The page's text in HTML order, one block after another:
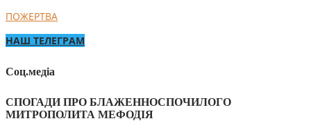
ПОЖЕРТВА
НАШ ТЕЛЕГРАМ
Соц.медіа
СПОГАДИ ПРО БЛАЖЕННОСПОЧИЛОГО
МИТРОПОЛИТА МЕФОДІЯ